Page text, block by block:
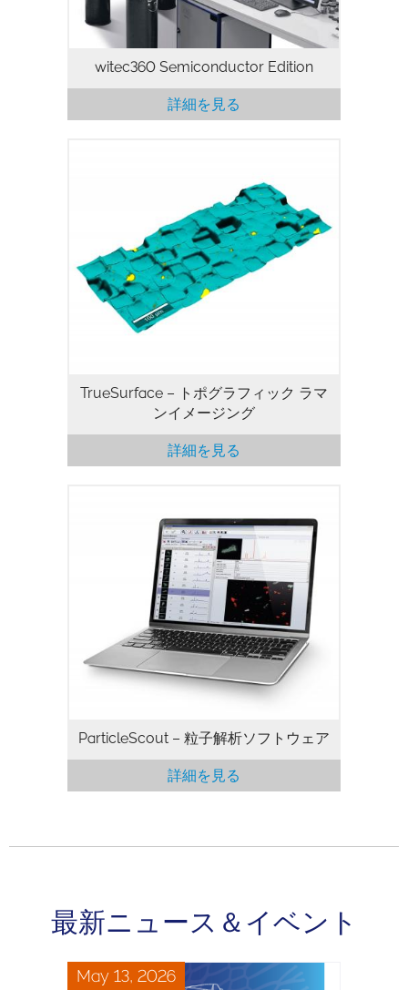
witec360 Semiconductor Edition
詳細を見る
TrueSurface – トポグラフィック ラマ
ンイメージング
詳細を見る
ParticleScout – 粒子解析ソフトウェア
詳細を見る
最新ニュース＆イベント
May 13, 2026